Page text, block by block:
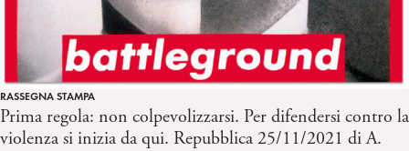
RASSEGNA STAMPA
Prima regola: non colpevolizzarsi. Per difendersi contro la
violenza si inizia da qui. Repubblica 25/11/2021 di A.